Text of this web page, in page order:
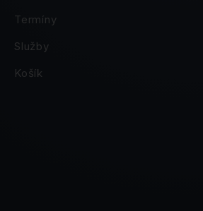
Termíny
Služby
Košík